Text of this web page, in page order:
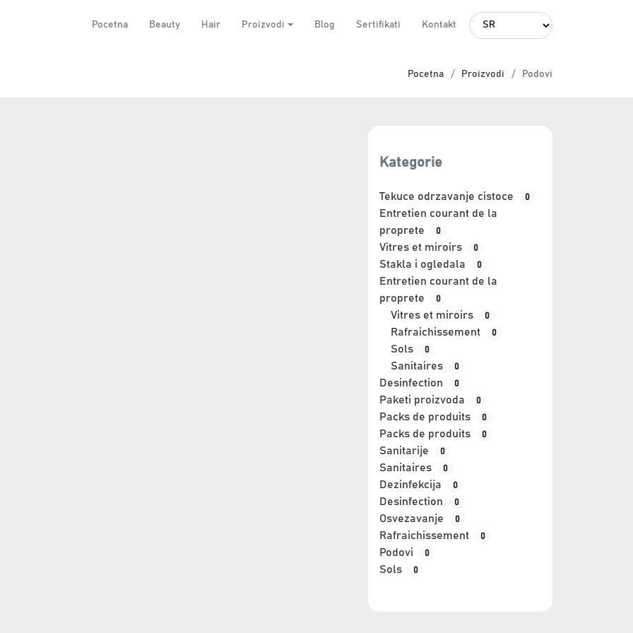
Pocetna Beauty Hair Proizvodi Blog Sertifikati Kontakt
L
Pocetna Proizvodi Podovi
Kategorie
Tekuce odrzavanje cistoce 0
Entretien courant de la
proprete
0
Vitres et miroirs 0
Stakla i ogledala 0
Entretien courant de la
proprete
0
Vitres et miroirs 0
Rafraichissement 0
Sols 0
Sanitaires 0
Desinfection 0
Paketi proizvoda 0
Packs de produits 0
Packs de produits 0
Sanitarije 0
Sanitaires 0
Dezinfekcija 0
Desinfection 0
Osvezavanje 0
Rafraichissement 0
Podovi 0
Sols 0